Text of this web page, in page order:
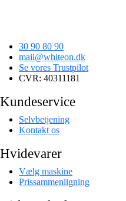
30 90 80 90
mail@whiteon.dk
Se vores Trustpilot
CVR: 40311181
Kundeservice
Selvbetjening
Kontakt os
Hvidevarer
Vælg maskine
Prissammenligning